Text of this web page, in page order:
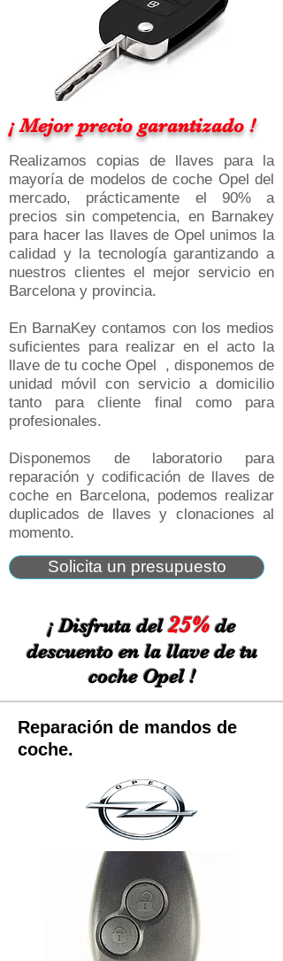
¡ Mejor precio garantizado !
Realizamos copias de llaves para la
mayoría de modelos de coche Opel del
mercado, prácticamente el 90% a
precios sin competencia, en Barnakey
para hacer las llaves de Opel unimos la
calidad y la tecnología garantizando a
nuestros clientes el mejor servicio en
Barcelona y provincia.
En BarnaKey contamos con los medios
suficientes para realizar en el acto la
llave de tu coche Opel , disponemos de
unidad móvil con servicio a domicilio
tanto para cliente final como para
profesionales.
Disponemos de laboratorio para
reparación y codificación de llaves de
coche en Barcelona, podemos realizar
duplicados de llaves y clonaciones al
momento.
Solicita un presupuesto
¡ Disfruta del25% de
descuento en la llave de tu
coche Opel !
Reparación de mandos de
coche.